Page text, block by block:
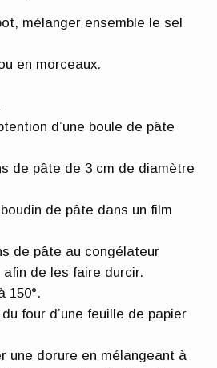
mélanger ensemble le sel
en morceaux.
d’une boule de pâte
de pâte de 3 cm de diamètre
de pâte dans un film
de pâte au congélateur
afin de les faire durcir.
150°.
four d’une feuille de papier
une dorure en mélangeant à